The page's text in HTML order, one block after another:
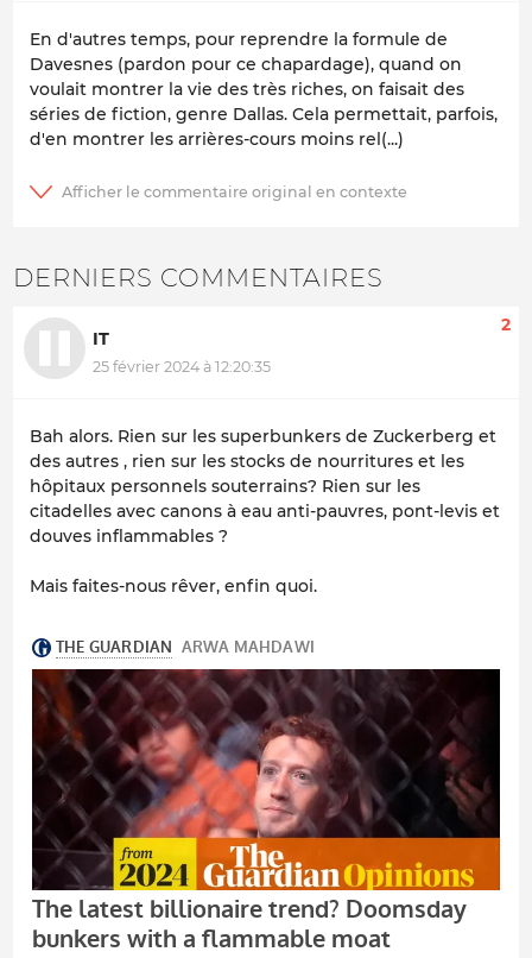
En d'autres temps, pour reprendre la formule de
Davesnes (pardon pour ce chapardage), quand on
voulait montrer la vie des très riches, on faisait des
séries de fiction, genre Dallas. Cela permettait, parfois,
d'en montrer les arrières-cours moins rel(...)
DERNIERS COMMENTAIRES
IT
25 février 2024 à 12:20:35
2
Bah alors. Rien sur les superbunkers de Zuckerberg et
des autres , rien sur les stocks de nourritures et les
hôpitaux personnels souterrains? Rien sur les
citadelles avec canons à eau anti-pauvres, pont-levis et
douves inflammables ?
Mais faites-nous rêver, enfin quoi.